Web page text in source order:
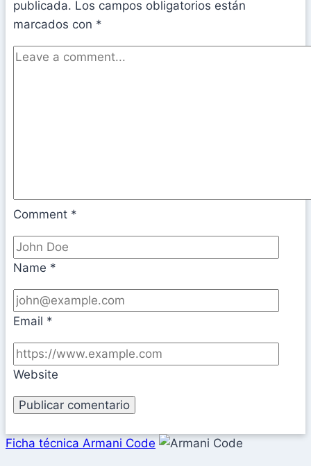
publicada. Los campos obligatorios están
marcados con *
Comment *
Name *
Email *
Website
Ficha técnica Armani Code